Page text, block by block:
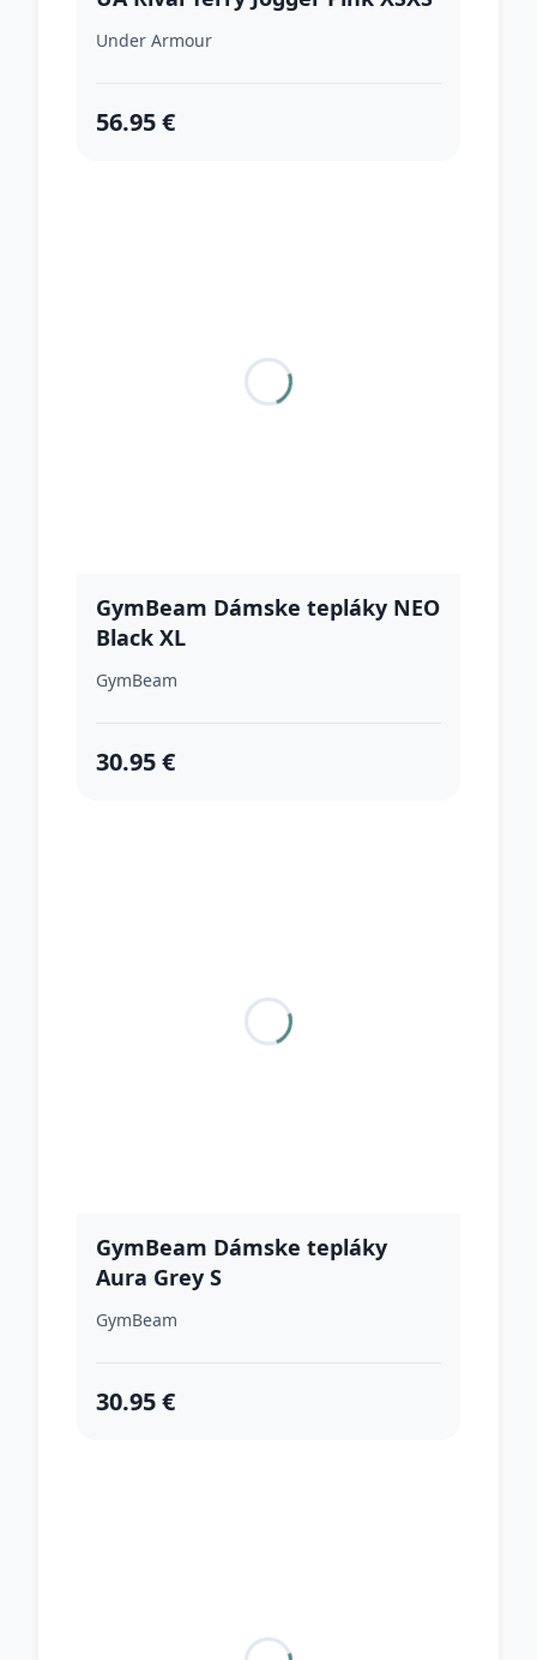
Under Armour
56.95 €
GymBeam Dámske tepláky NEO
Black XL
GymBeam
30.95 €
GymBeam Dámske tepláky
Aura Grey S
GymBeam
30.95 €